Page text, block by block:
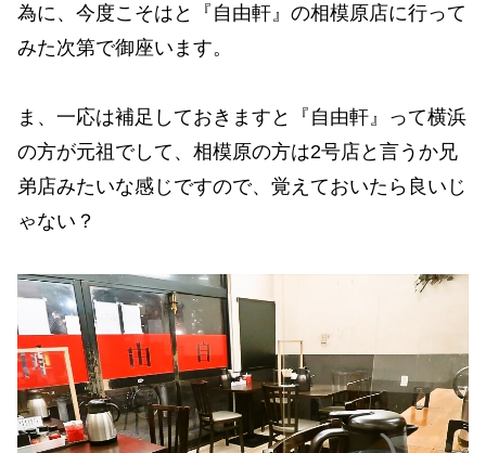
為に、今度こそはと『自由軒』の相模原店に行って
みた次第で御座います。
ま、一応は補足しておきますと『自由軒』って横浜
の方が元祖でして、相模原の方は2号店と言うか兄
弟店みたいな感じですので、覚えておいたら良いじ
ゃない？